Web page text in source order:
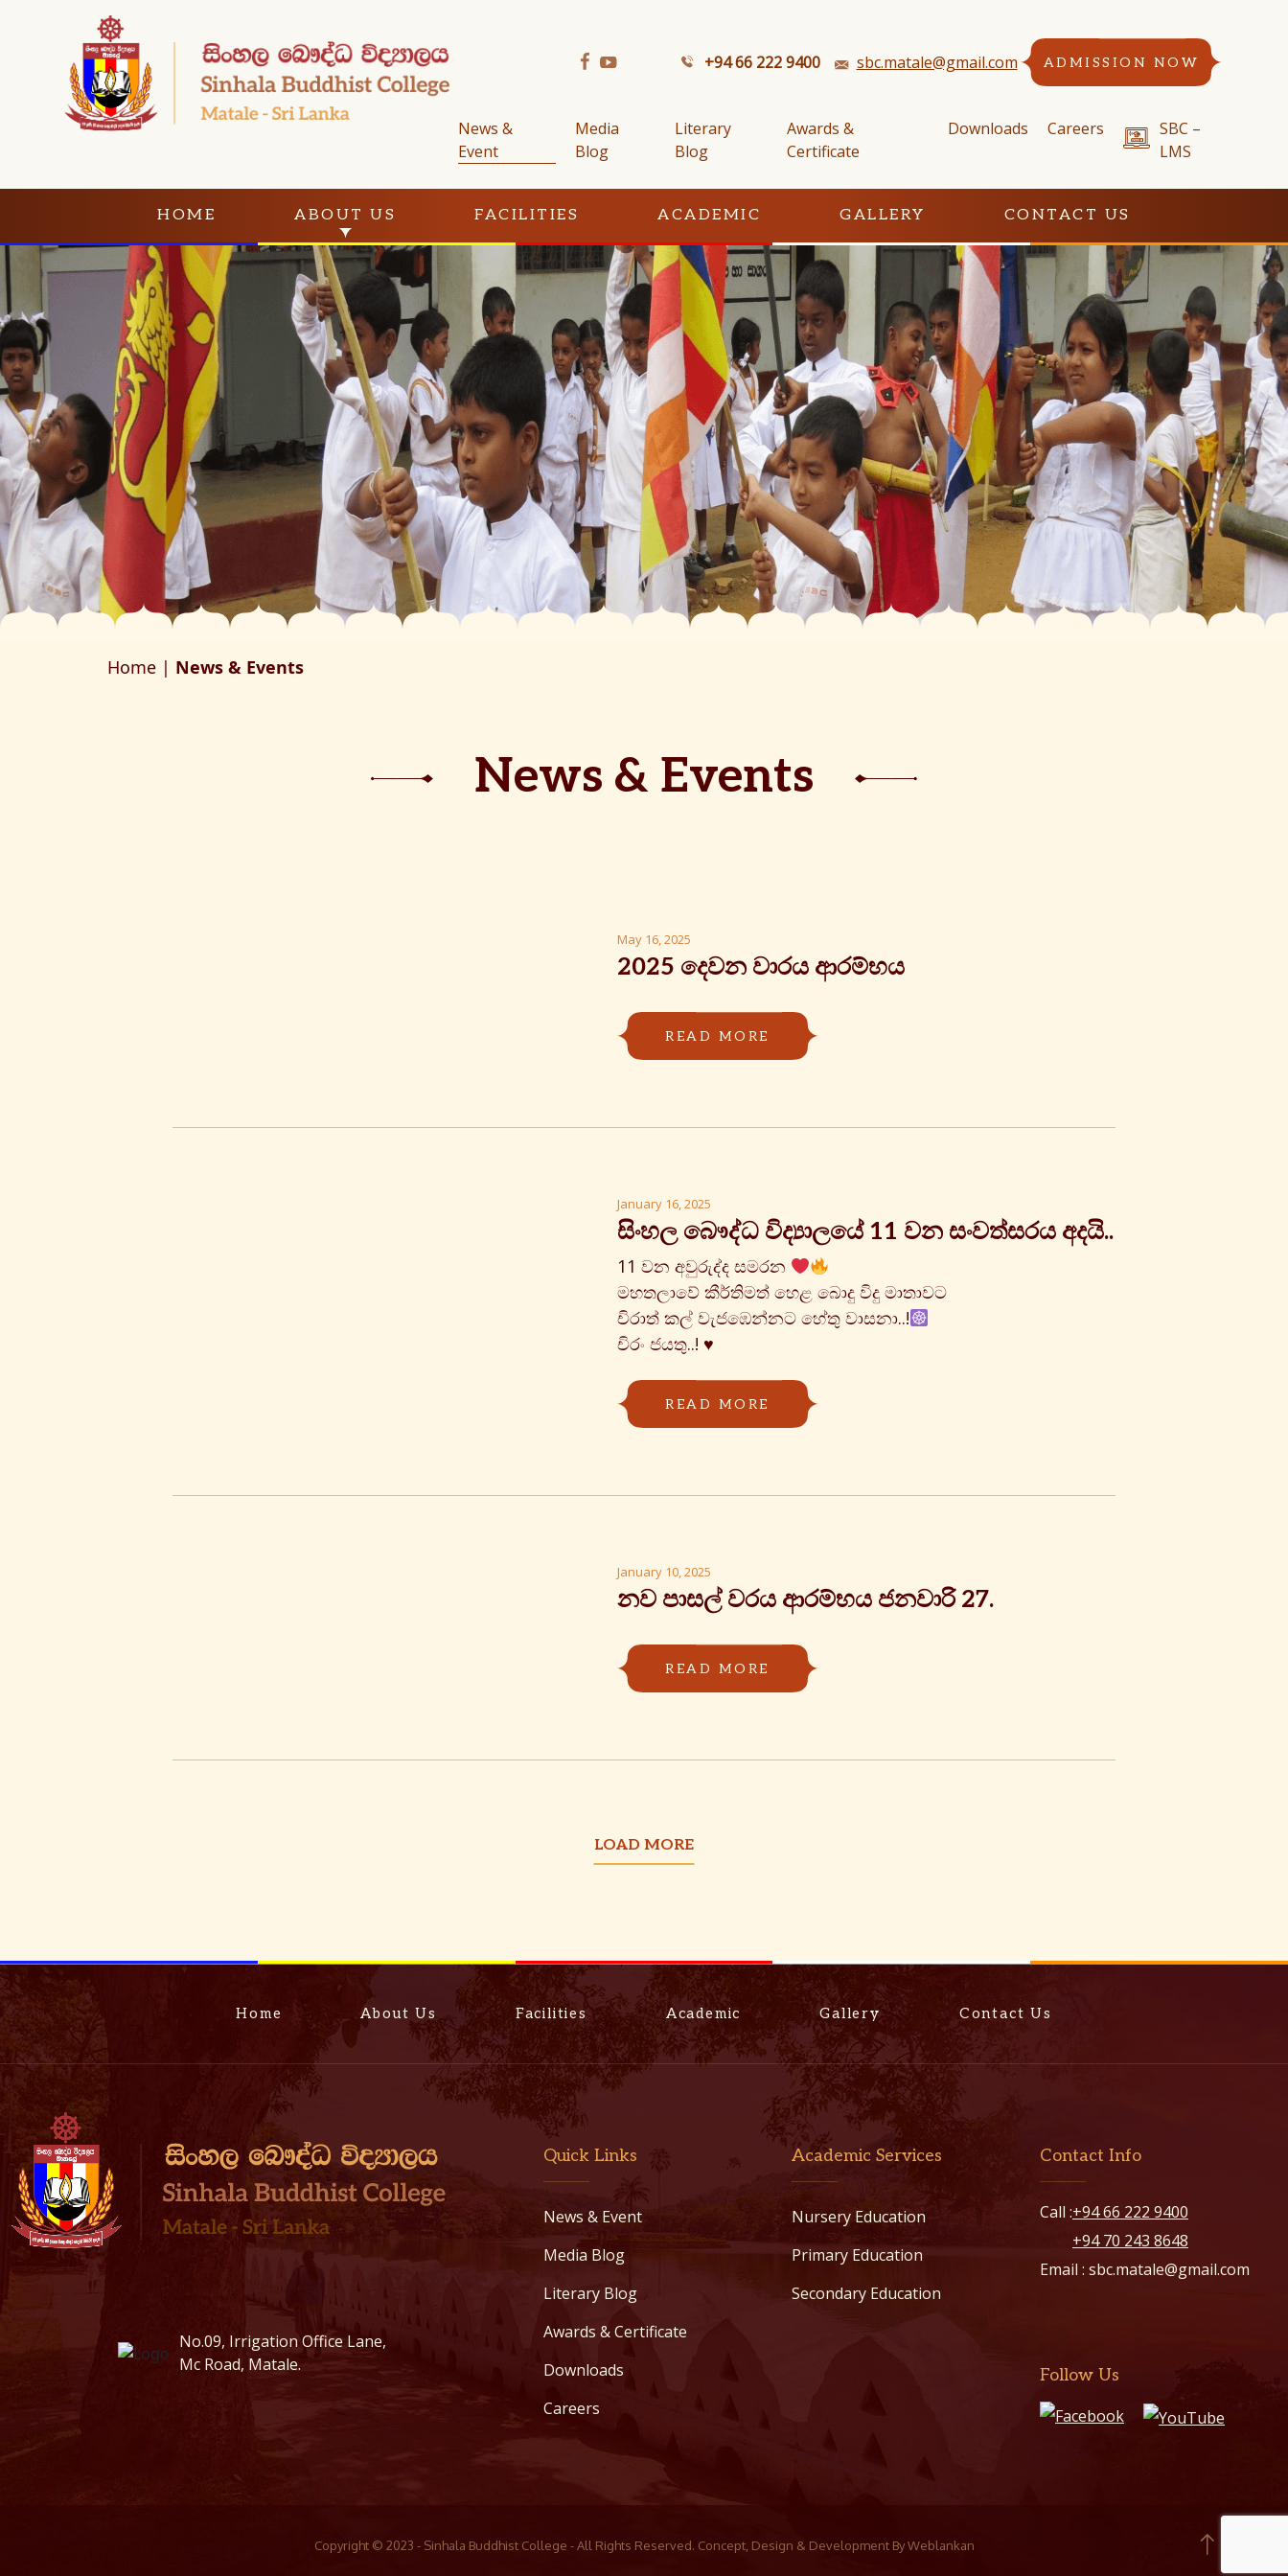
+94 66 222 9400 sbc.matale@gmail.com ADMISSION NOW
News &
Event
Media
Blog
Literary
Blog
Awards &
Certificate
Downloads Careers
SBC –
LMS
HOME ABOUT US FACILITIES ACADEMIC GALLERY CONTACT US
Home | News & Events
News & Events
May 16, 2025
2025 දෙවන වාරය ආරම්භය
READ MORE
January 16, 2025
සිංහල බෞද්ධ විද්‍යාලයේ 11 වන සංවත්සරය අදයි..
11 වන අවුරුද්ද සමරන
මහතලාවේ කීර්තිමත් හෙළ බොදු විදු මාතාවට
චිරාත් කල් වැජඹෙන්නට හේතු වාසනා..!
චිරං ජයතු..! ♥️
READ MORE
January 10, 2025
නව පාසල් වරය ආරම්භය ජනවාරි 27.
READ MORE
LOAD MORE
Home About Us Facilities Academic Gallery Contact Us
No.09, Irrigation Office Lane,
Mc Road, Matale.
Quick Links
News & Event
Media Blog
Literary Blog
Awards & Certificate
Downloads
Careers
Academic Services
Nursery Education
Primary Education
Secondary Education
Contact Info
Call :+94 66 222 9400
+94 70 243 8648
Email : sbc.matale@gmail.com
Follow Us
Copyright © 2023 - Sinhala Buddhist College - All Rights Reserved. Concept, Design & Development ByWeblankan